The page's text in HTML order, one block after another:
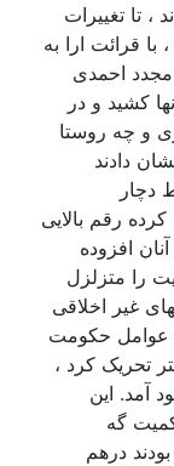
تا تغییرات
با قرائت ارا به
مجدد احمدی
کشید و در
و چه روستا
دادند
دچار
رقم بالایی
افزوده
را متزلزل
غیر اخلاقی
عوامل حکومت
تحریک کرد ،
آمد. این
گه
درهم